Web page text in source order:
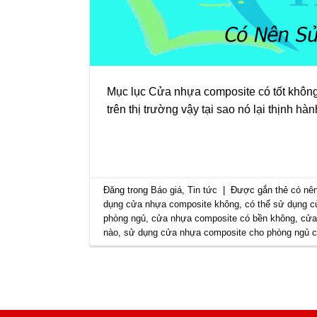
Mục lục Cửa nhựa composite có tốt
trên thị trường vậy tại sao nó lại thịnh
Đăng trong Báo giá ,Tin tức | Được gắn thẻcó
dụng cửa nhựa composite không ,có thể sử dụng
phòng ngủ ,cửa nhựa composite có bền không ,
nào ,sử dụng cửa nhựa composite cho phòng ngủ